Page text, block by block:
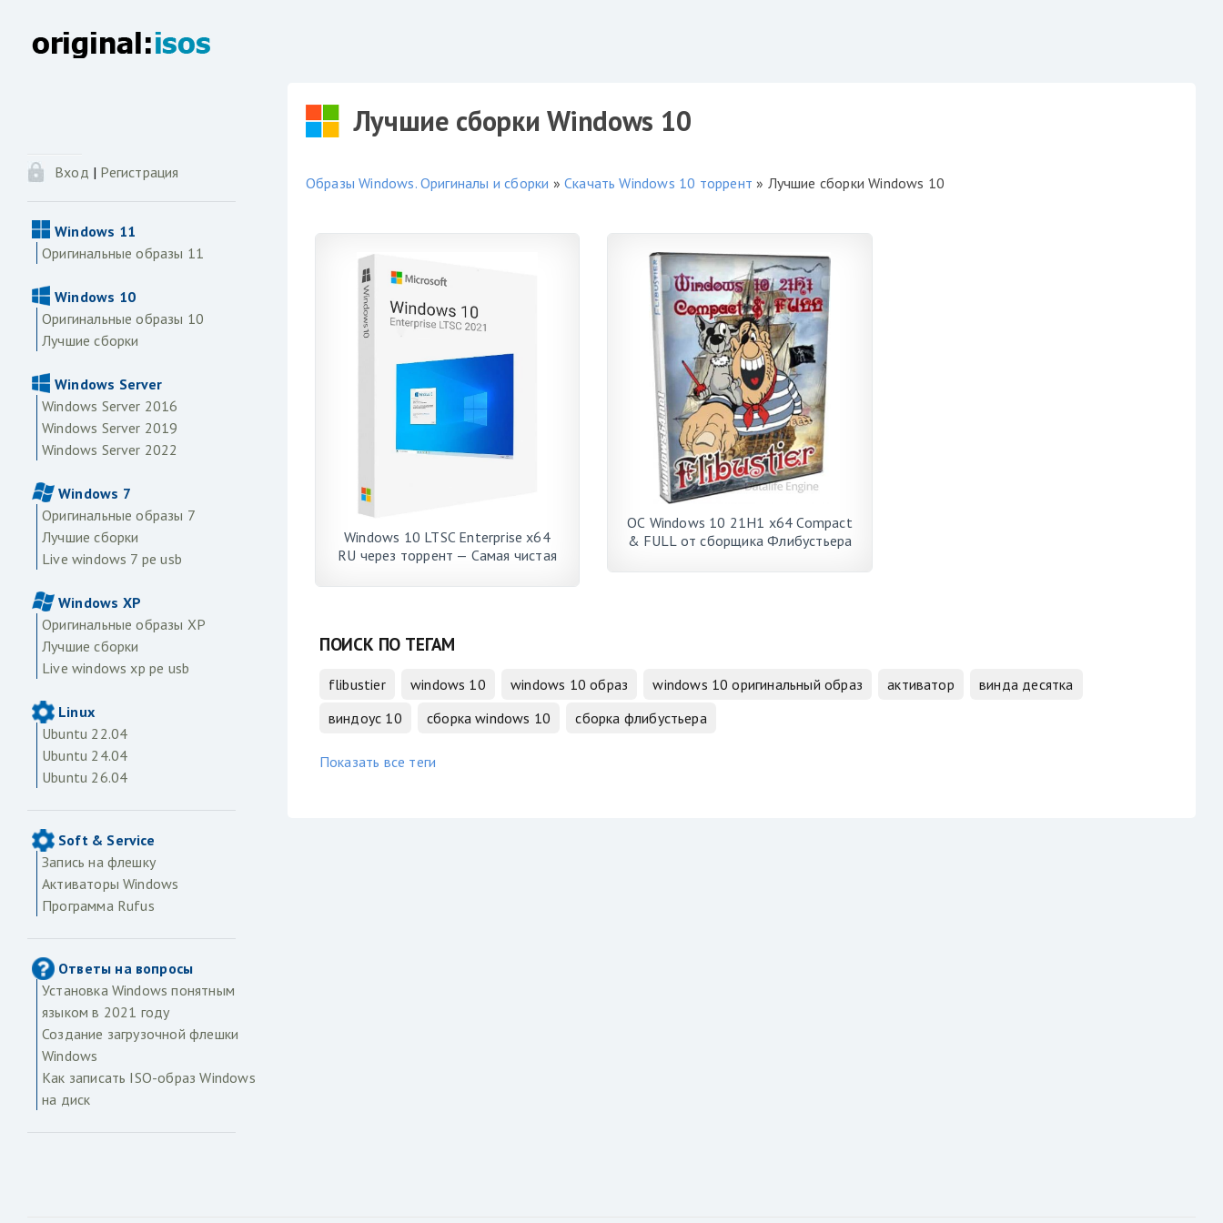
Лучшие сборки Windows 10
Образы Windows. Оригиналы и сборки » Скачать Windows 10 торрент » Лучшие сборки Windows 10
Windows 10 LTSC Enterprise x64
RU через торрент — Самая чистая
ОС Windows 10 21H1 x64 Compact
& FULL от сборщика Флибустьера
года
ПОИСК ПО ТЕГАМ
flibustier windows 10 windows 10 образ windows 10 оригинальный образ активатор
винда десятка
виндоус 10
сборка windows 10 сборка флибустьера
Показать все теги
Вход | Регистрация
Windows 11
Оригинальные образы 11
Windows 10
Оригинальные образы 10
Лучшие сборки
Windows Server
Windows Server 2016
Windows Server 2019
Windows Server 2022
Windows 7
Оригинальные образы 7
Лучшие сборки
Live windows 7 pe usb
Windows XP
Оригинальные образы XP
Лучшие сборки
Live windows xp pe usb
Linux
Ubuntu 22.04
Ubuntu 24.04
Ubuntu 26.04
Soft & Service
Запись на флешку
Активаторы Windows
Программа Rufus
Ответы на вопросы
Установка Windows понятным
языком в 2021 году
Создание загрузочной флешки
Windows
Как записать ISO-образ Windows
на диск